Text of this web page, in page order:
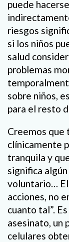
puede
riesgos
si los niños
salud
problemas
sobre niños,
para el resto
Creemos que
clínicamente
tranquila y
significa
voluntario… El
acciones, no
cuanto tal”.
asesinato, un
celulares